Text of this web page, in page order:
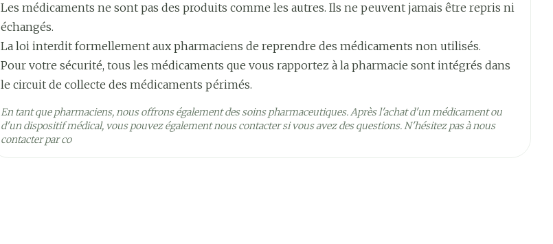
Profondeur 32 mm
Paquet
50
Ingrédients
Actifs
lorazépam
Les médicaments ne sont pas des produits comme les autres. Ils ne peuvent jamais être repris ni
échangés.
La loi interdit formellement aux pharmaciens de reprendre des médicaments non utilisés.
Pour votre sécurité, tous les médicaments que vous rapportez à la pharmacie sont intégrés dans
le circuit de collecte des médicaments périmés.
En tant que pharmaciens, nous offrons également des soins pharmaceutiques. Après l'achat d'un médicament ou
d'un dispositif médical, vous pouvez également nous contacter si vous avez des questions. N'hésitez pas à nous
contacter par co